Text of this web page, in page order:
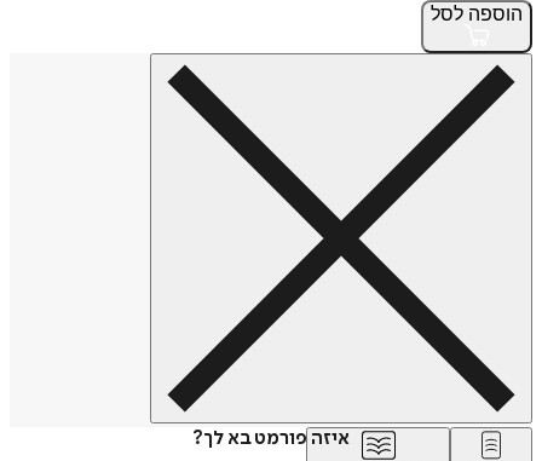
הוספה לסל
איזה פורמט בא לך?